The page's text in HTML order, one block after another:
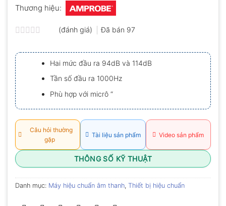
Thương hiệu:
xếp
hạng
0.0
5
sao
(đánh giá) Đã bán 97
Hai mức đầu ra 94dB và 114dB
Tần số đầu ra 1000Hz
Phù hợp với micrô “
Câu hỏi thường
gặp
Tài liệu sản phẩm Video sản phẩm
THÔNG SỐ KỸ THUẬT
Danh mục: Máy hiệu chuẩn âm thanh, Thiết bị hiệu chuẩn